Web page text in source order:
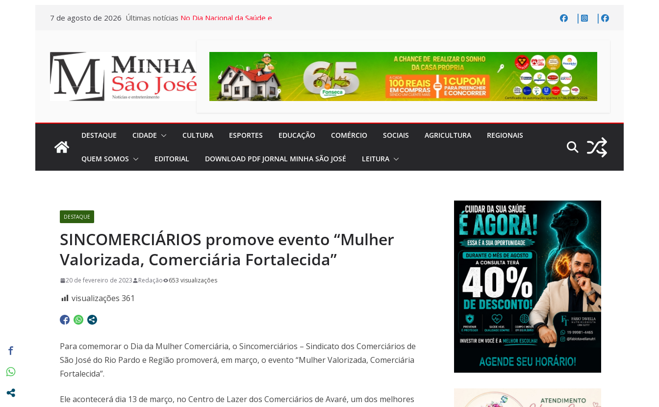
conteúdo
7 de agosto de 2026 Últimas notícias No Dia Nacional da Saúde e
Casa em Rio Pardo
Exposição “Remexendo o
Baú” e Documentário “Vozes
dia 10/08
Miniférias: CVC Rio Pardo
viagens aos feriados nos
Pasta da Saúde
A Crônica da Semana: Lúcia
Vitto – Memória viva da Arte
e de muitas Semanas
DESTAQUE CIDADE CULTURA ESPORTES EDUCAÇÃO COMÉRCIO SOCIAIS AGRICULTURA REGIONAIS
QUEM SOMOS EDITORIAL DOWNLOAD PDF JORNAL MINHA SÃO JOSÉ LEITURA
DESTAQUE
SINCOMERCIÁRIOS promove evento “Mulher
Valorizada, Comerciária Fortalecida”
20 de fevereiro de 2023 Redação 653 visualizações
visualizações 361
Para comemorar o Dia da Mulher Comerciária, o Sincomerciários – Sindicato dos Comerciários de
São José do Rio Pardo e Região promoverá, em março, o evento “Mulher Valorizada, Comerciária
Fortalecida”.
Ele acontecerá dia 13 de março, no Centro de Lazer dos Comerciários de Avaré, um dos melhores